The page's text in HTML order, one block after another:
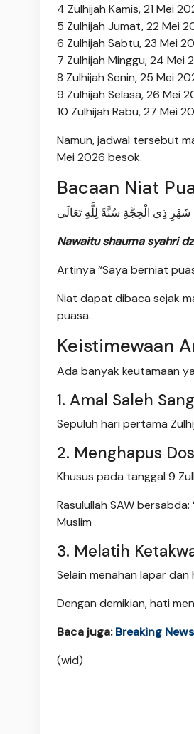
4 Zulhijah Kamis, 21 Mei
5 Zulhijah Jumat, 22 Mei
6 Zulhijah Sabtu, 23 Mei
7 Zulhijah Minggu, 24 Mei
8 Zulhijah Senin, 25 Mei
9 Zulhijah Selasa, 26 Mei
10 Zulhijah Rabu, 27 Mei
Namun, jadwal tersebut
Mei 2026 besok.
Bacaan Niat
ذِي الْحِجَّةِ سُنَّةً لِلَّهِ تَعَالَى
Nawaitu shauma syahri
Artinya “Saya berniat
Niat dapat dibaca sejak
puasa.
Keistimewaan
Ada banyak keutamaan
1. Amal Saleh
Sepuluh hari pertama
2. Menghapus
Khusus pada tanggal 9
Rasulullah SAW
Muslim
3. Melatih
Selain menahan lapar
Dengan demikian, hati
Baca juga:Breaking
(wid)